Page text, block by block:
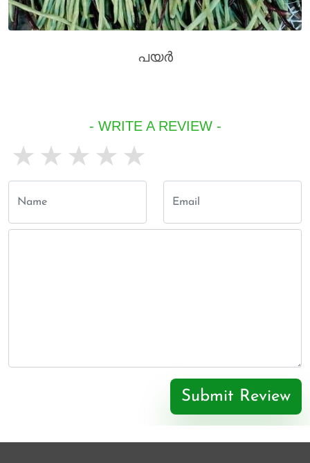
പയർ
- WRITE A REVIEW -
4 stars
3 stars
2 stars
1 star
Submit Review